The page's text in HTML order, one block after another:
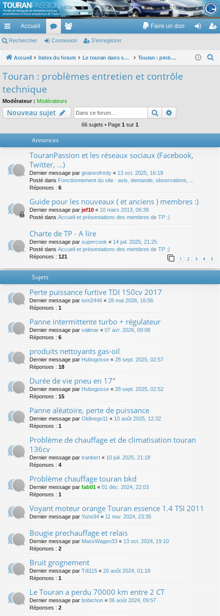
TouranPassion
Le forum des propriétaires ou futurs acquéreurs du Volkswagen Touran
cc
ès
pi
de
Accueil
or
u
e
m
Faire un don
ne nr
Rechercher Connexion S’enregistrer
Accueil Index du forum Le touran dans ses versions I (V1 V2 V3) et II ... Touran : problèmes entretien et contrôle technique
h
Touran : problèmes entretien et contrôle
technique
Modérateur : Modérateurs
Nouveau sujet Rechercher
66 sujets • Page 1 sur 1
Annonces
TouranPassion et les réseaux sociaux (Facebook,
Twitter, ...)
Dernier message par gnanvofredy « 13 oct. 2025, 16:19
Posté dans Fonctionnement du site : avis, demande, observations, ...
Réponses : 6
Guide pour les nouveaux ( et anciens ) membres :)
Dernier message par jef10 « 10 mars 2013, 09:39
Posté dans Accueil et présentations des membres de TP :)
Charte de TP - A lire
Dernier message par supercook « 14 juil. 2025, 21:25
Posté dans Accueil et présentations des membres de TP :)
Réponses : 121 1 2 3 4 5
Sujets
Perte puissance furtive TDI 150cv 2017
Dernier message par tom2446 « 28 mai 2026, 16:56
Réponses : 1
Panne intermittente turbo + régulateur
Dernier message par valimar « 07 avr. 2026, 09:08
Réponses : 6
produits nettoyants gas-oil
Dernier message par Hubogosse « 28 sept. 2025, 02:57
Réponses : 18
Durée de vie pneu en 17"
Dernier message par Hubogosse « 28 sept. 2025, 02:52
Réponses : 15
Panne aléatoire, perte de puissance
Dernier message par Oldinego11 « 10 août 2025, 12:32
Réponses : 1
Problème de chauffage et de climatisation touran
136cv
Dernier message par tranbert « 10 juil. 2025, 21:18
Réponses : 4
Problème chauffage touran bkd
Dernier message par fab01 « 01 déc. 2024, 22:03
Réponses : 1
Voyant moteur orange Touran essence 1.4 TSI 2011
Dernier message par Yuns94 « 11 nov. 2024, 23:35
Bougie prechauffage et relais
Dernier message par MassWagen33 « 13 oct. 2024, 19:10
Réponses : 2
Bruit grognement
Dernier message par Tdi115 « 20 août 2024, 01:18
Réponses : 1
Le Touran a perdu 70000 km entre 2 CT
Dernier message par bobichon « 06 août 2024, 09:57
Réponses : 2